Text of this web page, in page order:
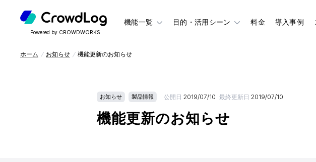
Powered by CROWDWORKS
機能一覧 目的・活用シーン 料金 導入事例
ホーム お知らせ 機能更新のお知らせ
お知らせ 製品情報 公開日 2019/07/10 最終更新日 2019/07/10
機能更新のお知らせ